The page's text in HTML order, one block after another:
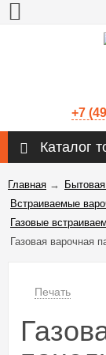
+7
Каталог
Главная →
Встраиваемые
Газовые
Газовая варочная
Печать